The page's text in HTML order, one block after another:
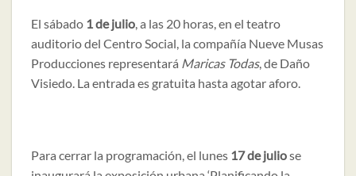
El sábado 1 de julio , a las 20 horas, en el teatro
auditorio del Centro Social, la compañía Nueve Musas
Producciones representará Maricas Todas, de Daño
Visiedo. La entrada es gratuita hasta agotar aforo.
Para cerrar la programación, el lunes 17 de juliose